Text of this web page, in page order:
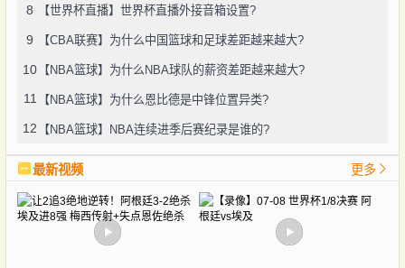
8 【世界杯直播】世界杯直播外接音箱设置?
9 【CBA联赛】为什么中国篮球和足球差距越来越大?
10 【NBA篮球】为什么NBA球队的薪资差距越来越大?
11 【NBA篮球】为什么恩比德是中锋位置异类?
12 【NBA篮球】NBA连续进季后赛纪录是谁的?
最新视频 更多